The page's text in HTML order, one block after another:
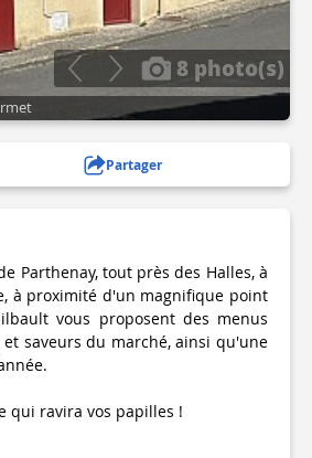
8 photo(s)
Partager
Parthenay, tout près des Halles, à
à proximité d'un magnifique point
vous proposent des menus
saveurs du marché, ainsi qu'une
qui ravira vos papilles !